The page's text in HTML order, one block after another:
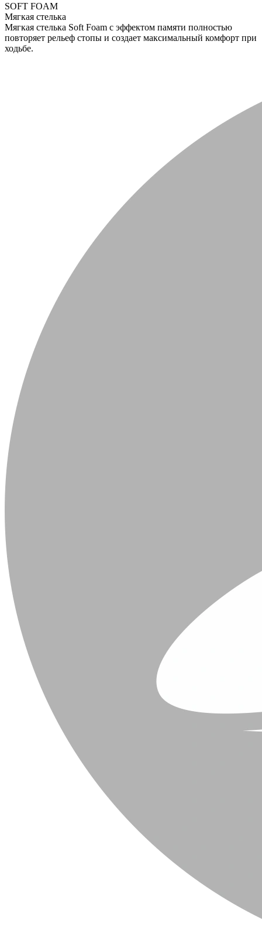
SOFT FOAM
Мягкая стелька
Мягкая стелька Soft Foam с эффектом памяти полностью
повторяет рельеф стопы и создает максимальный комфорт при
ходьбе.